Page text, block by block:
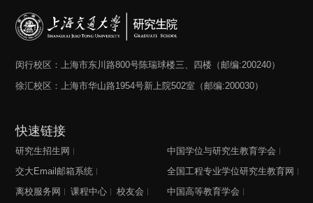
闵行校区：上海市东川路800号陈瑞球楼三、四楼（邮编:200240）
徐汇校区：上海市华山路1954号新上院502室（邮编:200030）
快速链接
研究生招生网
交大Email邮箱系统
离校服务网
课程中心
校友会
中国学位与研究生教育学会
全国工程专业学位研究生教育网
中国高等教育学会